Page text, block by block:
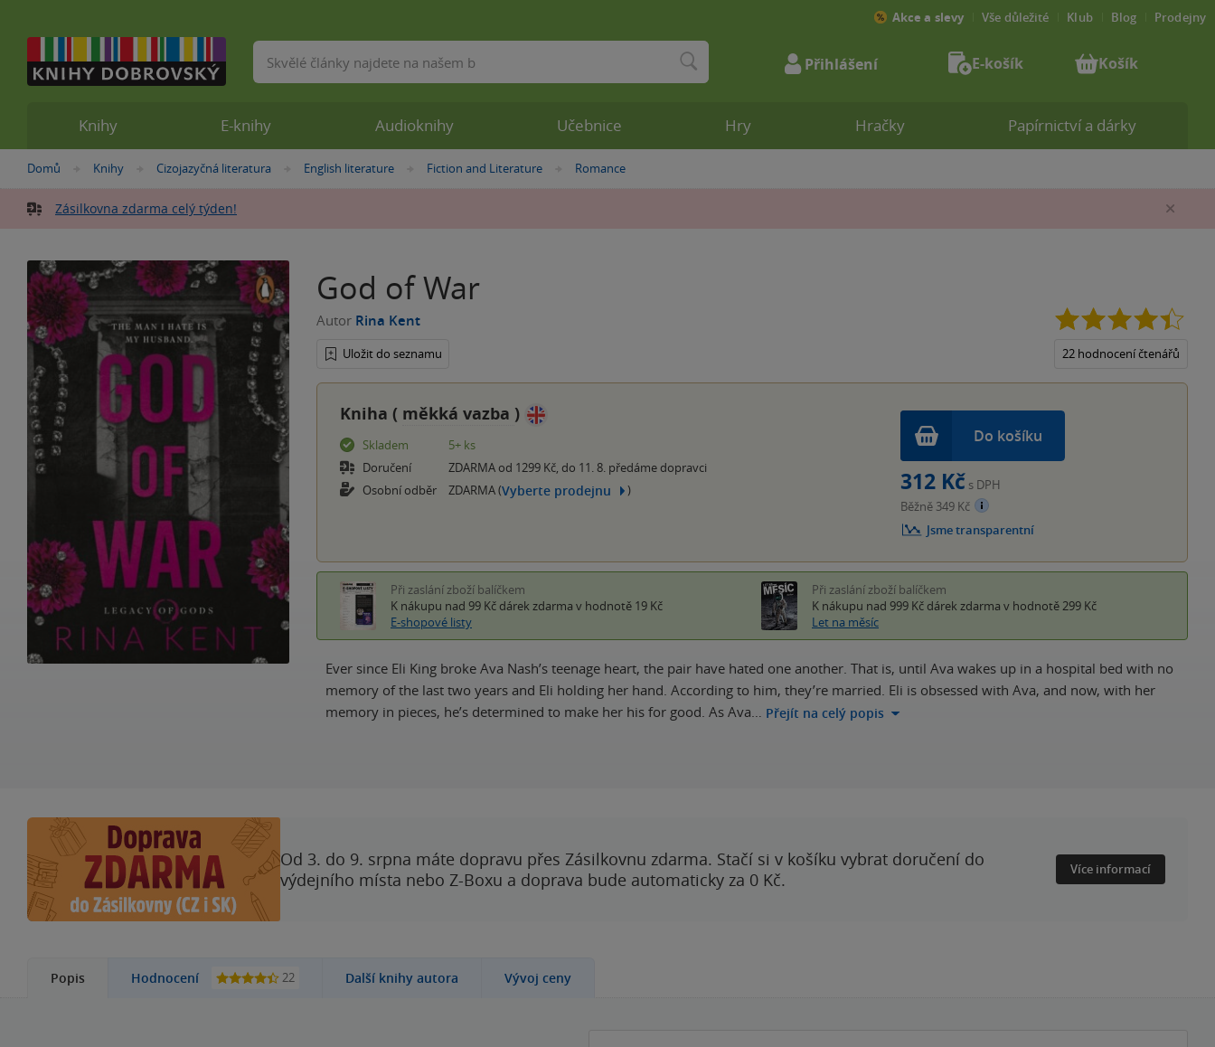
Nacházíte
zde:
Domů »
Knihy »
Cizojazyčná literatura »
English literature »Fiction and Literature »
Romance
Zásilkovna zdarma celý týden!
God of War
Autor Rina Kent
Uložit do seznamu 22 hodnocení čtenářů
Kniha ( měkká vazba )
Skladem
5+ ks
Doručení
ZDARMA od 1299 Kč, do 11. 8. předáme dopravci
Osobní odběr
ZDARMA (Vyberte prodejnu )
Do košíku
312 Kč s DPH
Běžně 349 Kč
Jsme transparentní
Při zaslání zboží balíčkem
K nákupu nad 99 Kč dárek zdarma v hodnotě 19 Kč
E-shopové listy
Při zaslání zboží balíčkem
K nákupu nad 999 Kč dárek zdarma v hodnotě 299 Kč
Let na měsíc
Ever since Eli King broke Ava Nash’s teenage heart, the pair have hated one another. That is, until Ava wakes up in a hospital bed with no
memory of the last two years and Eli holding her hand. According to him, they’re married. Eli is obsessed with Ava, and now, with her
memory in pieces, he’s determined to make her his for good. As Ava… Přejít na celý popis
Od 3. do 9. srpna máte dopravu přes Zásilkovnu zdarma. Stačí si v košíku vybrat doručení do
výdejního místa nebo Z-Boxu a doprava bude automaticky za 0 Kč.
Více informací
Popis Hodnocení 22 Další knihy autora Vývoj ceny
Knihy E-knihy Audioknihy Učebnice Hry Hračky Papírnictví a dárky
Akce a slevy Vše důležité Klub Blog Prodejny
Vyhledávání Přihlášení E-košík Košík